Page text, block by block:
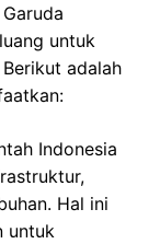
untuk
adalah
Indonesia
Hal ini
untuk